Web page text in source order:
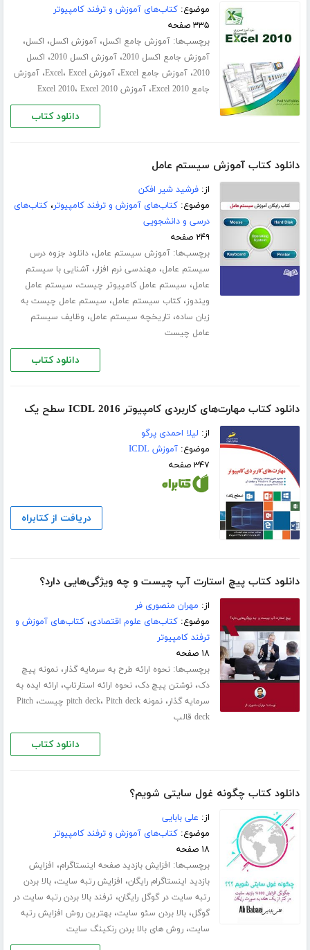
موضوع:کتاب‌های آموزش و ترفند کامپیوتر
۳۳۵ صفحه
برچسب‌ها:آموزش جامع اکسل،آموزش اکسل، اکسل،
آموزش جامع اکسل 2010 ،آموزش اکسل 2010 ، اکسل
2010،آموزش جامع Excel ،آموزش Excel ، Excel ،آموزش
جامع Excel 2010
،آموزش Excel 2010 ، Excel 2010
دانلود کتاب
دانلود کتاب آموزش سیستم عامل
از:فرشید شیر افکن
موضوع:کتاب‌های آموزش و ترفند کامپیوتر،کتاب‌های
درسی و دانشجویی
۲۴۹ صفحه
برچسب‌ها:آموزش سیستم عامل،دانلود جزوه درس
سیستم عامل، مهندسی نرم افزار،آشنایی با سیستم
عامل، سیستم عامل کامپیوتر چیست، سیستم عامل
ویندوز،کتاب سیستم عامل، سیستم عامل چیست به
زبان ساده، تاریخچه سیستم عامل، وظایف سیستم
عامل چیست
دانلود کتاب
دانلود کتاب مهارت‌های کاربردی کامپیوتر 2016 ICDL سطح یک
از: لیلا احمدی پرگو
موضوع:آموزش ICDL
۳۴۷ صفحه
دریافت از کتابراه
دانلود کتاب پیچ استارت آپ چیست و چه ویژگی‌هایی دارد؟
از: مهران منصوری فر
موضوع:کتاب‌های علوم اقتصادی،کتاب‌های آموزش و
ترفند کامپیوتر
۱۸ صفحه
برچسب‌ها:نحوه ارائه طرح به سرمایه گذار،نمونه پیچ
دک،نوشتن پیچ دک،نحوه ارائه استارتاپ، ارائه ایده به
سرمایه گذار،نمونه pitch deck ، Pitch deck چیست ،Pitch
deck قالب
دانلود کتاب
دانلود کتاب چگونه غول سایتی شویم؟
از: علی بابایی
موضوع:کتاب‌های آموزش و ترفند کامپیوتر
۱۸ صفحه
برچسب‌ها: افزایش بازدید صفحه اینستاگرام، افزایش
بازدید اینستاگرام رایگان، افزایش رتبه سایت،بالا بردن
رتبه سایت در گوگل رایگان، ترفند بالا بردن رتبه سایت در
گوگل،بالا بردن سئو سایت،بهترین روش افزایش رتبه
سایت،روش های بالا بردن رنکینگ سایت